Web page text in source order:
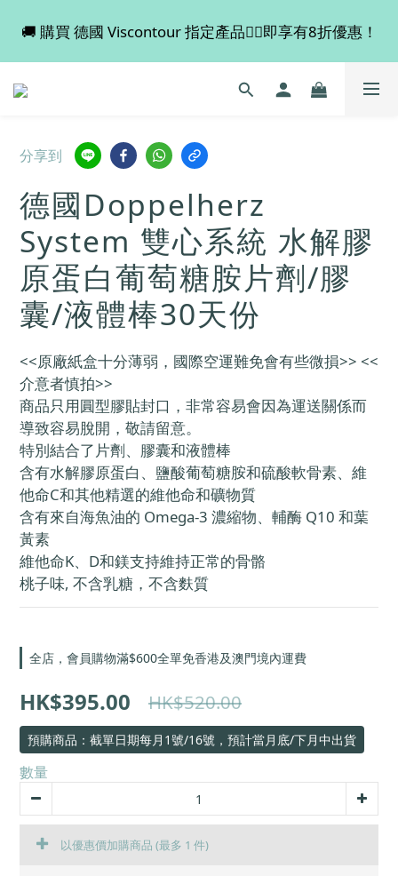
💡 全店滿 $600 免運費，買多件更抵！
🚚 購買 德國 Viscontour 指定產品👉🏻即享有8折優惠！
📢📢📢 Miss Fabulous 8月暫停德國代購服務，於9月
💡 全店滿 $600 免運費，買多件更抵！
分享到
德國Doppelherz
System 雙心系統 水解膠
原蛋白葡萄糖胺片劑/膠
囊/液體棒30天份
<<原廠紙盒十分薄弱，國際空運難免會有些微損>> <<
介意者慎拍>>
商品只用圓型膠貼封口，非常容易會因為運送關係而
導致容易脫開，敬請留意。
特別結合了片劑、膠囊和液體棒
含有水解膠原蛋白、鹽酸葡萄糖胺和硫酸軟骨素、維
他命C和其他精選的維他命和礦物質
含有來自海魚油的 Omega-3 濃縮物、輔酶 Q10 和葉
黃素
維他命K、D和鎂支持維持正常的骨骼
桃子味, 不含乳糖，不含麩質
全店，會員購物滿$600全單免香港及澳門境內運費
HK$395.00 HK$520.00
預購商品：截單日期每月1號/16號，預計當月底/下月中出貨
數量
以優惠價加購商品 (最多 1 件)